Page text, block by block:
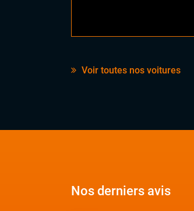
Voir toutes nos voitures
Nos derniers avis